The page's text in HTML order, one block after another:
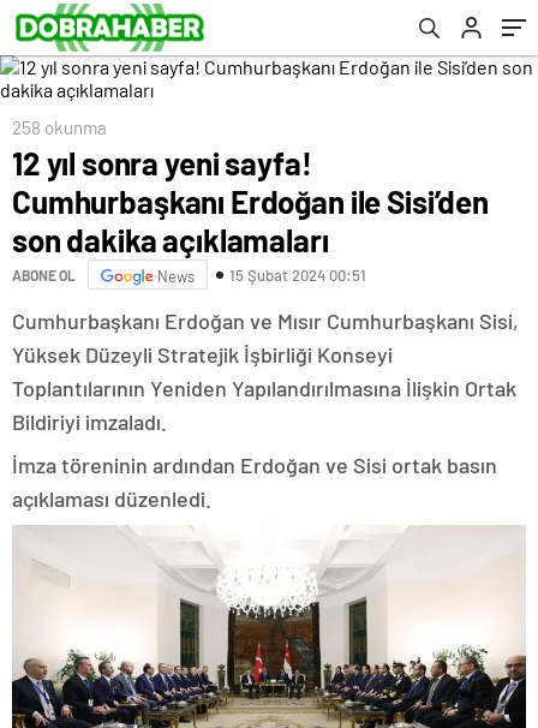
258 okunma
12 yıl sonra yeni sayfa!
Cumhurbaşkanı Erdoğan ile Sisi’den
son dakika açıklamaları
ABONE OL News 15 Şubat 2024 00:51
Cumhurbaşkanı Erdoğan ve Mısır Cumhurbaşkanı Sisi,
Yüksek Düzeyli Stratejik İşbirliği Konseyi
Toplantılarının Yeniden Yapılandırılmasına İlişkin Ortak
Bildiriyi imzaladı.
İmza töreninin ardından Erdoğan ve Sisi ortak basın
açıklaması düzenledi.